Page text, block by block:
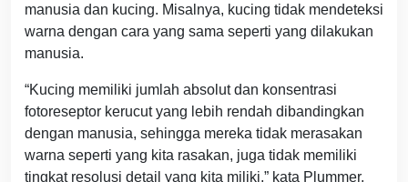
manusia dan kucing. Misalnya, kucing tidak mendeteksi
warna dengan cara yang sama seperti yang dilakukan
manusia.
“Kucing memiliki jumlah absolut dan konsentrasi
fotoreseptor kerucut yang lebih rendah dibandingkan
dengan manusia, sehingga mereka tidak merasakan
warna seperti yang kita rasakan, juga tidak memiliki
tingkat resolusi detail yang kita miliki,” kata Plummer.